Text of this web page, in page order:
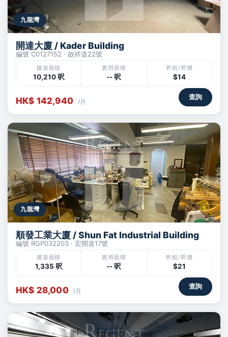
九龍灣
開達大廈 / Kader Building
編號 C0127152 · 啟祥道22號
建築面積
10,210 呎
實用面積
-- 呎
呎租/呎價
$14
HK$ 142,940 /月
查詢
九龍灣
順發工業大廈 / Shun Fat Industrial Building
編號 RGP032203 · 宏開道17號
建築面積
1,335 呎
實用面積
-- 呎
呎租/呎價
$21
HK$ 28,000 /月
查詢